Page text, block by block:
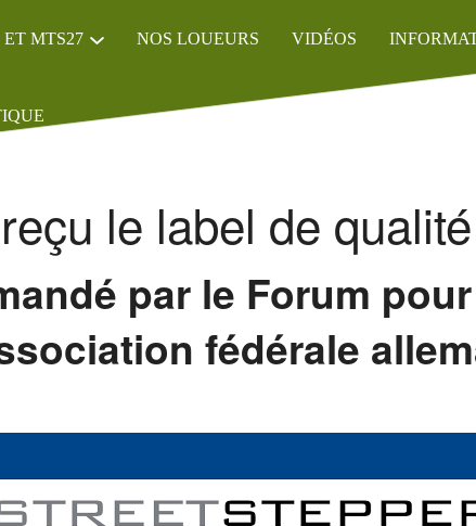
MTS27 NOS LOUEURS VIDÉOS
le label de
par le Forum pour
fédérale